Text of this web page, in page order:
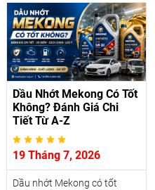
Dầu Nhớt Mekong Có Tốt
Không? Đánh Giá Chi
Tiết Từ A-Z
19 Tháng 7, 2026
Dầu nhớt Mekong có tốt